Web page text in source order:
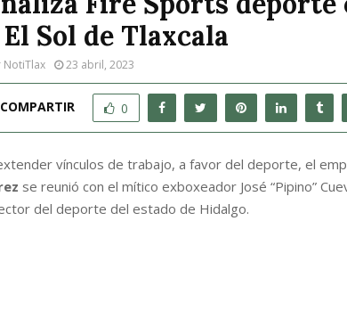
Sol de Tlaxcala
NotiTlax 23 abril, 2023
COMPARTIR 0
vínculos de trabajo, a favor del deporte, el
se reunió con el mítico exboxeador José “Pipino”
del deporte del estado de Hidalgo.